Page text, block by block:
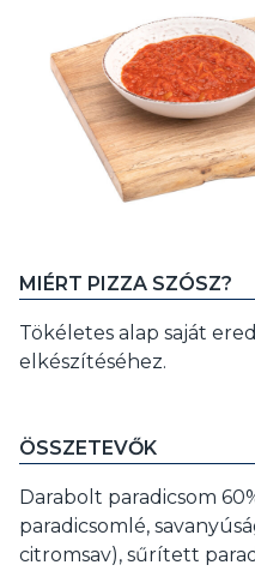
MIÉRT PIZZA SZÓSZ?
Tökéletes alap saját
elkészítéséhez.
ÖSSZETEVŐK
Darabolt paradicsom
paradicsomlé,
citromsav), sűrített